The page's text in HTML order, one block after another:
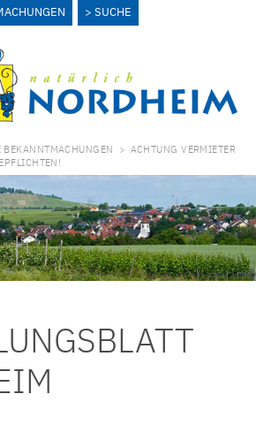
SUCHE
BEKANNTMACHUNGEN > ACHTUNG VERMIETER